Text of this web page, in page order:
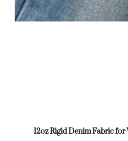
12oz Rigid Denim Fabric